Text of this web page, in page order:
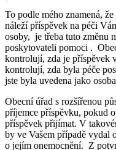
To podle mého znamená,
náleží příspěvek na péči
osoby, je třeba tuto změnu
poskytovateli pomoci .
kontrolují, zda je příspěvek
kontrolují, zda byla péče
jste byla uvedena jako
Obecní úřad s rozšířenou
příjemce příspěvku, pokud
příspěvek přijímat. V
by ve Vašem případě vydal
o jejím onemocnění. Z